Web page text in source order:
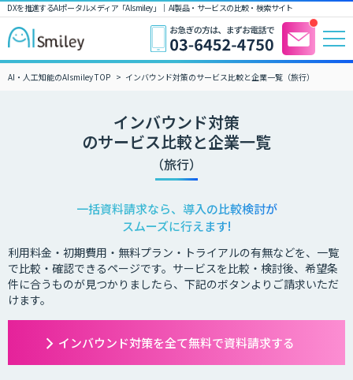
DXを推進するAIポータルメディア「AIsmiley」｜ AI製品・サービスの比較・検索サイト
AI・人工知能のAIsmiley TOP インバウンド対策のサービス比較と企業一覧（旅行）
インバウンド対策
のサービス比較と企業一覧
（旅行）
一括資料請求なら、導入の比較検討が
スムーズに行えます!
利用料金・初期費用・無料プラン・トライアルの有無などを、一覧
で比較・確認できるページです。サービスを比較・検討後、希望条
件に合うものが見つかりましたら、下記のボタンよりご請求いただ
けます。
インバウンド対策を全て無料で資料請求する